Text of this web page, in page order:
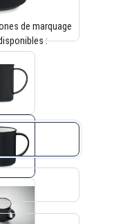
de marquage
: